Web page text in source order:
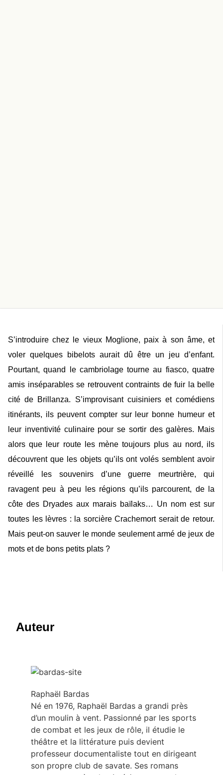
S’introduire chez le vieux Moglione, paix à son âme, et
voler quelques bibelots aurait dû être un jeu d’enfant.
Pourtant, quand le cambriolage tourne au fiasco, quatre
amis inséparables se retrouvent contraints de fuir la belle
cité de Brillanza. S’improvisant cuisiniers et comédiens
itinérants, ils peuvent compter sur leur bonne humeur et
leur inventivité culinaire pour se sortir des galères. Mais
alors que leur route les mène toujours plus au nord, ils
découvrent que les objets qu’ils ont volés semblent avoir
réveillé les souvenirs d’une guerre meurtrière, qui
ravagent peu à peu les régions qu’ils parcourent, de la
côte des Dryades aux marais baïlaks… Un nom est sur
toutes les lèvres : la sorcière Crachemort serait de retour.
Mais peut-on sauver le monde seulement armé de jeux de
mots et de bons petits plats ?
Auteur
Raphaël Bardas
Né en 1976, Raphaël Bardas a grandi près
d’un moulin à vent. Passionné par les sports
de combat et les jeux de rôle, il étudie le
théâtre et la littérature puis devient
professeur documentaliste tout en dirigeant
son propre club de savate. Ses romans